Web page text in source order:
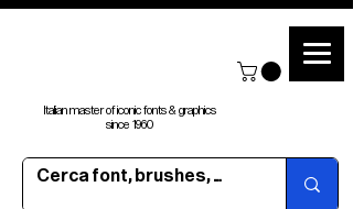
Italian master of iconic fonts & graphics
since 1960